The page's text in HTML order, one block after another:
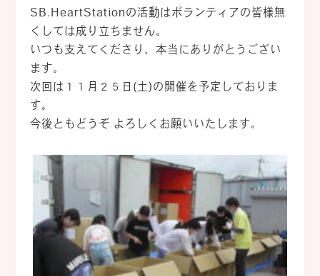
SB.HeartStationの活動はボランティアの皆様無
くしては成り立ちません。
いつも支えてくださり、本当にありがとうござい
ます。
次回は１１月２５日(土)の開催を予定しておりま
す。
今後ともどうぞ よろしくお願いいたします。